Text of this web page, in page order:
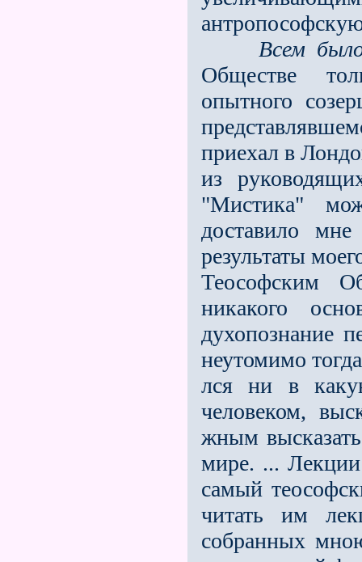
Всем
Обществе
опытного
приехал в
из
"Мистика"
доставило
результаты
Теософским
никакого
духопознание
неутомимо
лся ни в
человеком,
жным
мире. ...
самый
читать им
собранных